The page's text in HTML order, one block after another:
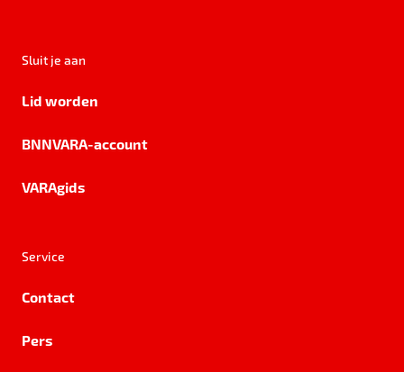
Sluit je aan
Lid worden
BNNVARA-account
VARAgids
Service
Contact
Pers